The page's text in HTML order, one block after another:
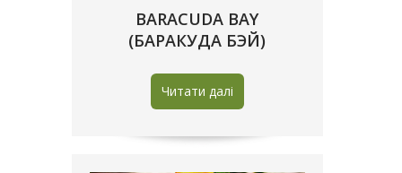
BARACUDA BAY
(БАРАКУДА БЭЙ)
Читати далі